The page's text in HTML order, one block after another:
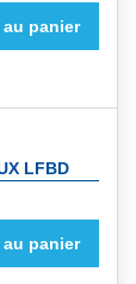
panier
LFBD
panier